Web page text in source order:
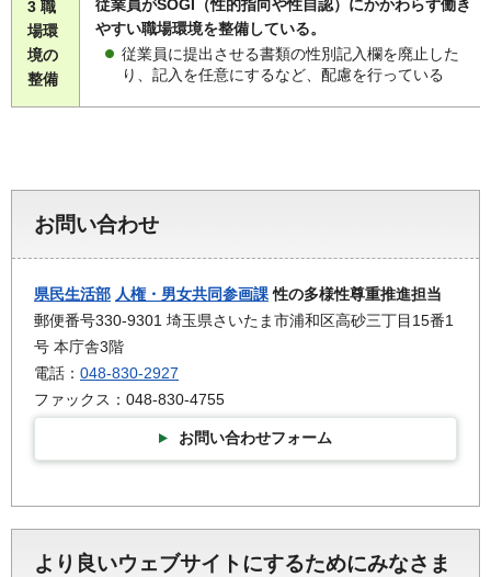
3 職
場環
境の
整備
従業員がSOGI（性的指向や性自認）にかかわらず働き
やすい職場環境を整備している。
従業員に提出させる書類の性別記入欄を廃止した
り、記入を任意にするなど、配慮を行っている
お問い合わせ
県民生活部 人権・男女共同参画課性の多様性尊重推進担当
郵便番号330-9301 埼玉県さいたま市浦和区高砂三丁目15番1
号 本庁舎3階
電話： 048-830-2927
ファックス：048-830-4755
お問い合わせフォーム
より良いウェブサイトにするためにみなさま